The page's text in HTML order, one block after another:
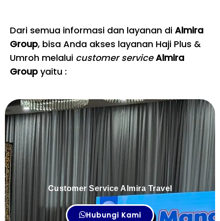
Dari semua informasi dan layanan di Almira
Group, bisa Anda akses layanan Haji Plus &
Umroh melalui customer service Almira
Group yaitu :
Customer Service Almira Travel
Hubungi Kami